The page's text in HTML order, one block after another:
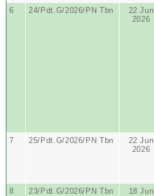
6
24/Pdt.G/2026/PN Tbn
22 Jun
2026
7
25/Pdt.G/2026/PN Tbn
22 Jun
2026
8
23/Pdt.G/2026/PN Tbn
18 Jun